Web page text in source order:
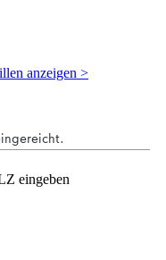
anzeigen >
eingeben